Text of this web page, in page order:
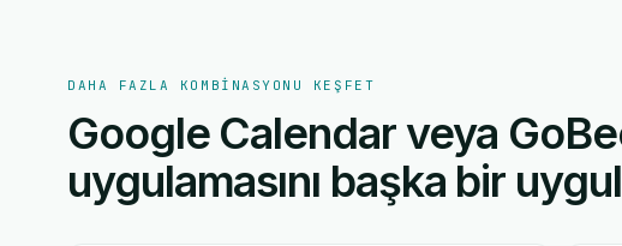
DAHA FAZLA KOMBINASYONU KEŞFET
Google Calendar veya
uygulamasını başka bir